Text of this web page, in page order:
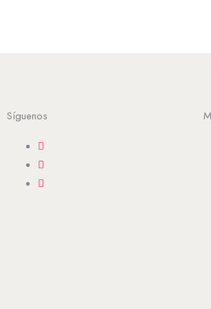
Síguenos